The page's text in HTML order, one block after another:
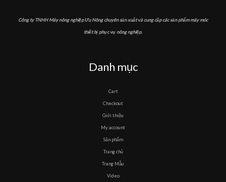
Công ty TNHH Máy nông nghiệp Ưu Nông chuyên sản xuất và cung cấp các sản phẩm máy móc
thiết bị phục vụ nông nghiệp.
Danh mục
Cart
Checkout
Giới thiệu
My account
Sản phẩm
Trang chủ
Trang Mẫu
Video